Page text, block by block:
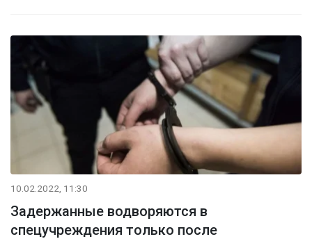
10.02.2022, 11:30
Задержанные водворяются в
спецучреждения только после